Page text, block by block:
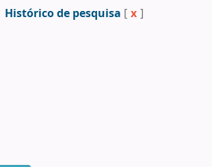
Histórico de pesquisa [ x ]